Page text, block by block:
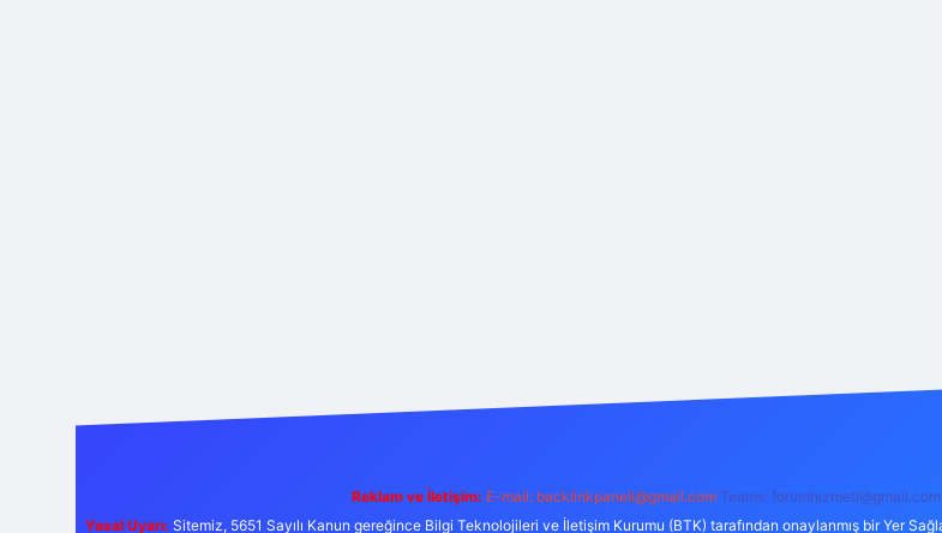
Reklam ve İletişim: E-mail: backlinkpaneli@gmail.com Teams: forumhizmeti@gmail.com
Yasal Uyarı: Sitemiz, 5651 Sayılı Kanun gereğince Bilgi Teknolojileri ve İletişim Kurumu (BTK) tarafından onaylanmış bir Yer